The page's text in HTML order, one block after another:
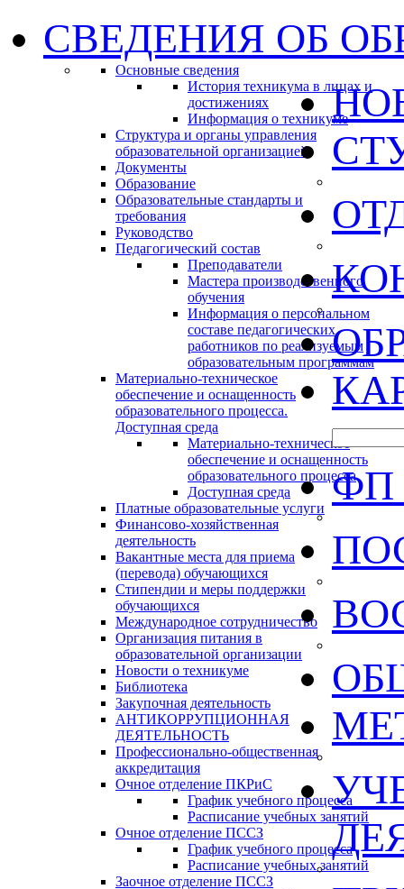
СВЕДЕНИЯ ОБ
Основные сведения
История техникума в лицах и
достижениях
Информация о техникуме
Структура и органы управления
образовательной организацией
Документы
Образование
Образовательные стандарты и
требования
Руководство
Педагогический состав
Преподаватели
Мастера производственного
обучения
Информация о персональном
составе педагогических
работников по реализуемым
образовательным программам
Материально-техническое
обеспечение и оснащенность
образовательного процесса.
Доступная среда
Материально-техническое
обеспечение и оснащенность
образовательного процесса
Доступная среда
Платные образовательные услуги
Финансово-хозяйственная
деятельность
Вакантные места для приема
(перевода) обучающихся
Стипендии и меры поддержки
обучающихся
Международное сотрудничество
Организация питания в
образовательной организации
Новости о техникуме
Библиотека
Закупочная деятельность
АНТИКОРРУПЦИОННАЯ
ДЕЯТЕЛЬНОСТЬ
Профессионально-общественная
аккредитация
Очное отделение ПКРиС
График учебного процесса
Расписание учебных занятий
Очное отделение ПССЗ
График учебного процесса
Расписание учебных занятий
Заочное отделение ПССЗ
ФП